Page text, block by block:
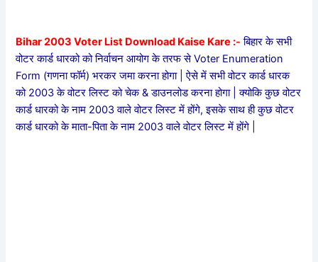
Bihar 2003 Voter List Download Kaise Kare :- बिहार के सभी
वोटर कार्ड धारको को निर्वाचन आयोग के तरफ से Voter Enumeration
Form (गणना फॉर्म) भरकर जमा करना होगा | ऐसे में सभी वोटर कार्ड धारक
को 2003 के वोटर लिस्ट को चेक & डाउनलोड करना होगा | क्योकि कुछ वोटर
कार्ड धारको के नाम 2003 वाले वोटर लिस्ट में होंगे, इसके साथ ही कुछ वोटर
कार्ड धारको के माता-पिता के नाम 2003 वाले वोटर लिस्ट में होंगे |